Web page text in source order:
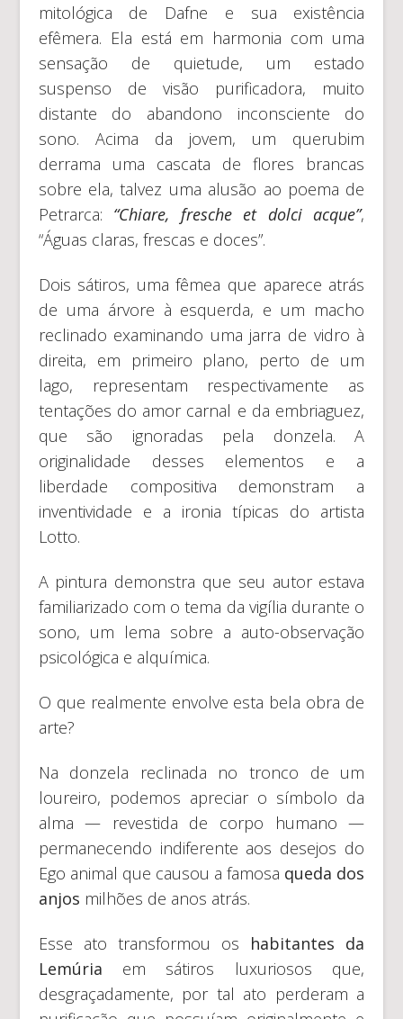
mitológica de Dafne e sua existência
efêmera. Ela está em harmonia com uma
sensação de quietude, um estado
suspenso de visão purificadora, muito
distante do abandono inconsciente do
sono. Acima da jovem, um querubim
derrama uma cascata de flores brancas
sobre ela, talvez uma alusão ao poema de
Petrarca: “Chiare, fresche et dolci acque”,
“Águas claras, frescas e doces”.
Dois sátiros, uma fêmea que aparece atrás
de uma árvore à esquerda, e um macho
reclinado examinando uma jarra de vidro à
direita, em primeiro plano, perto de um
lago, representam respectivamente as
tentações do amor carnal e da embriaguez,
que são ignoradas pela donzela. A
originalidade desses elementos e a
liberdade compositiva demonstram a
inventividade e a ironia típicas do artista
Lotto.
A pintura demonstra que seu autor estava
familiarizado com o tema da vigília durante o
sono, um lema sobre a auto-observação
psicológica e alquímica.
O que realmente envolve esta bela obra de
arte?
Na donzela reclinada no tronco de um
loureiro, podemos apreciar o símbolo da
alma — revestida de corpo humano —
permanecendo indiferente aos desejos do
Ego animal que causou a famosa queda dos
anjos milhões de anos atrás.
Esse ato transformou os habitantes da
Lemúria em sátiros luxuriosos que,
desgraçadamente, por tal ato perderam a